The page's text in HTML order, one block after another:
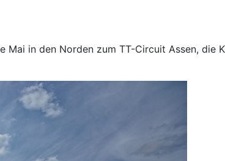
Mai in den Norden zum TT-Circuit Assen,